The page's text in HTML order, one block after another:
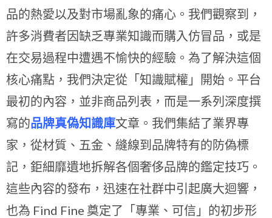
品的熱愛以及對市場亂象的痛心。我們觀察到，
許多消費者因缺乏專業知識而購入仿冒品，或是
在交易過程中遭遇不愉快的經驗。為了解決這個
核心痛點，我們決定從「知識賦權」開始。平台
最初的內容，並非商品列表，而是一系列深度撰
寫的品牌真偽知識庫文章。我們集結了業界專
家，從材質、五金、縫線到品牌特有的防偽標
記，鉅細靡遺地拆解各個奢侈品牌的鑑定技巧。
這些內容的發布，迅速在社群中引起廣大迴響，
也為 Find Fine 奠定了「專業、可信」的初步形